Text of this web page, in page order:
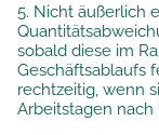
5. Nicht äußerlich
sobald diese im
Geschäftsablaufs
rechtzeitig, wenn
Arbeitstagen